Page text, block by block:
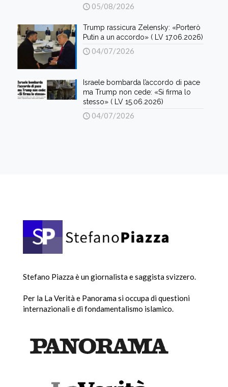
05/08/2026
Trump rassicura Zelensky: «Porterò
Putin a un accordo» ( LV 17.06.2026)
04/07/2026
Israele bombarda l’accordo di pace
ma Trump non cede: «Si firma lo
stesso» ( LV 15.06.2026)
04/07/2026
Stefano Piazza è un giornalista e saggista svizzero.
Per la La Verità e Panorama si occupa di questioni
internazionali e di fondamentalismo islamico.